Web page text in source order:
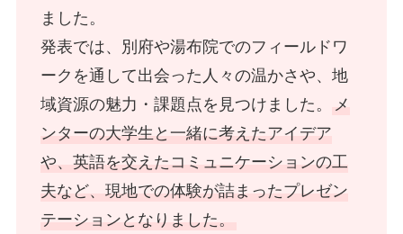
ました。
発表では、別府や湯布院でのフィールドワ
ークを通して出会った人々の温かさや、地
域資源の魅力・課題点を見つけました。
メ
ンターの大学生と一緒に考えたアイデア
や、英語を交えたコミュニケーションの工
夫など、現地での体験が詰まったプレゼン
テーションとなりました。